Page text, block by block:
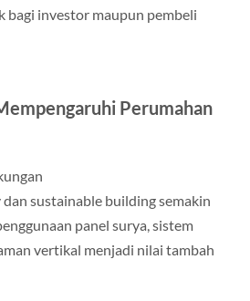
bagi investor maupun pembeli
Perumahan
sustainable building semakin
panel surya, sistem
vertikal menjadi nilai tambah